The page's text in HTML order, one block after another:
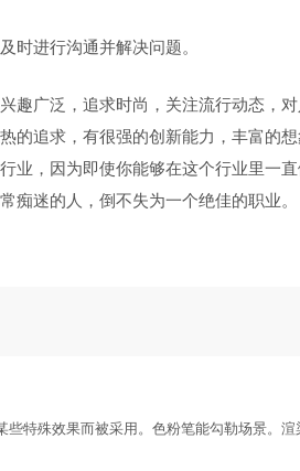
时进行沟通并解决问题。
趣广泛，追求时尚，关注流行动态，
的追求，有很强的创新能力，丰富的
业，因为即使你能够在这个行业里一
痴迷的人，倒不失为一个绝佳的职业。
特殊效果而被采用。色粉笔能勾勒场景。